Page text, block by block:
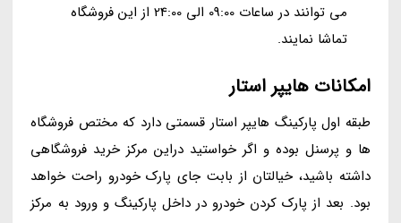
می توانند در ساعات 09:00 الی 24:00 از این فروشگاه
تماشا نمایند.
امکانات هایپر استار
طبقه اول پارکینگ هایپر استار قسمتی دارد که مختص فروشگاه
ها و پرسنل بوده و اگر خواستید دراین مرکز خرید فروشگاهی
داشته باشید، خیالتان از بابت جای پارک خودرو راحت خواهد
بود. بعد از پارک کردن خودرو در داخل پارکینگ و ورود به مرکز